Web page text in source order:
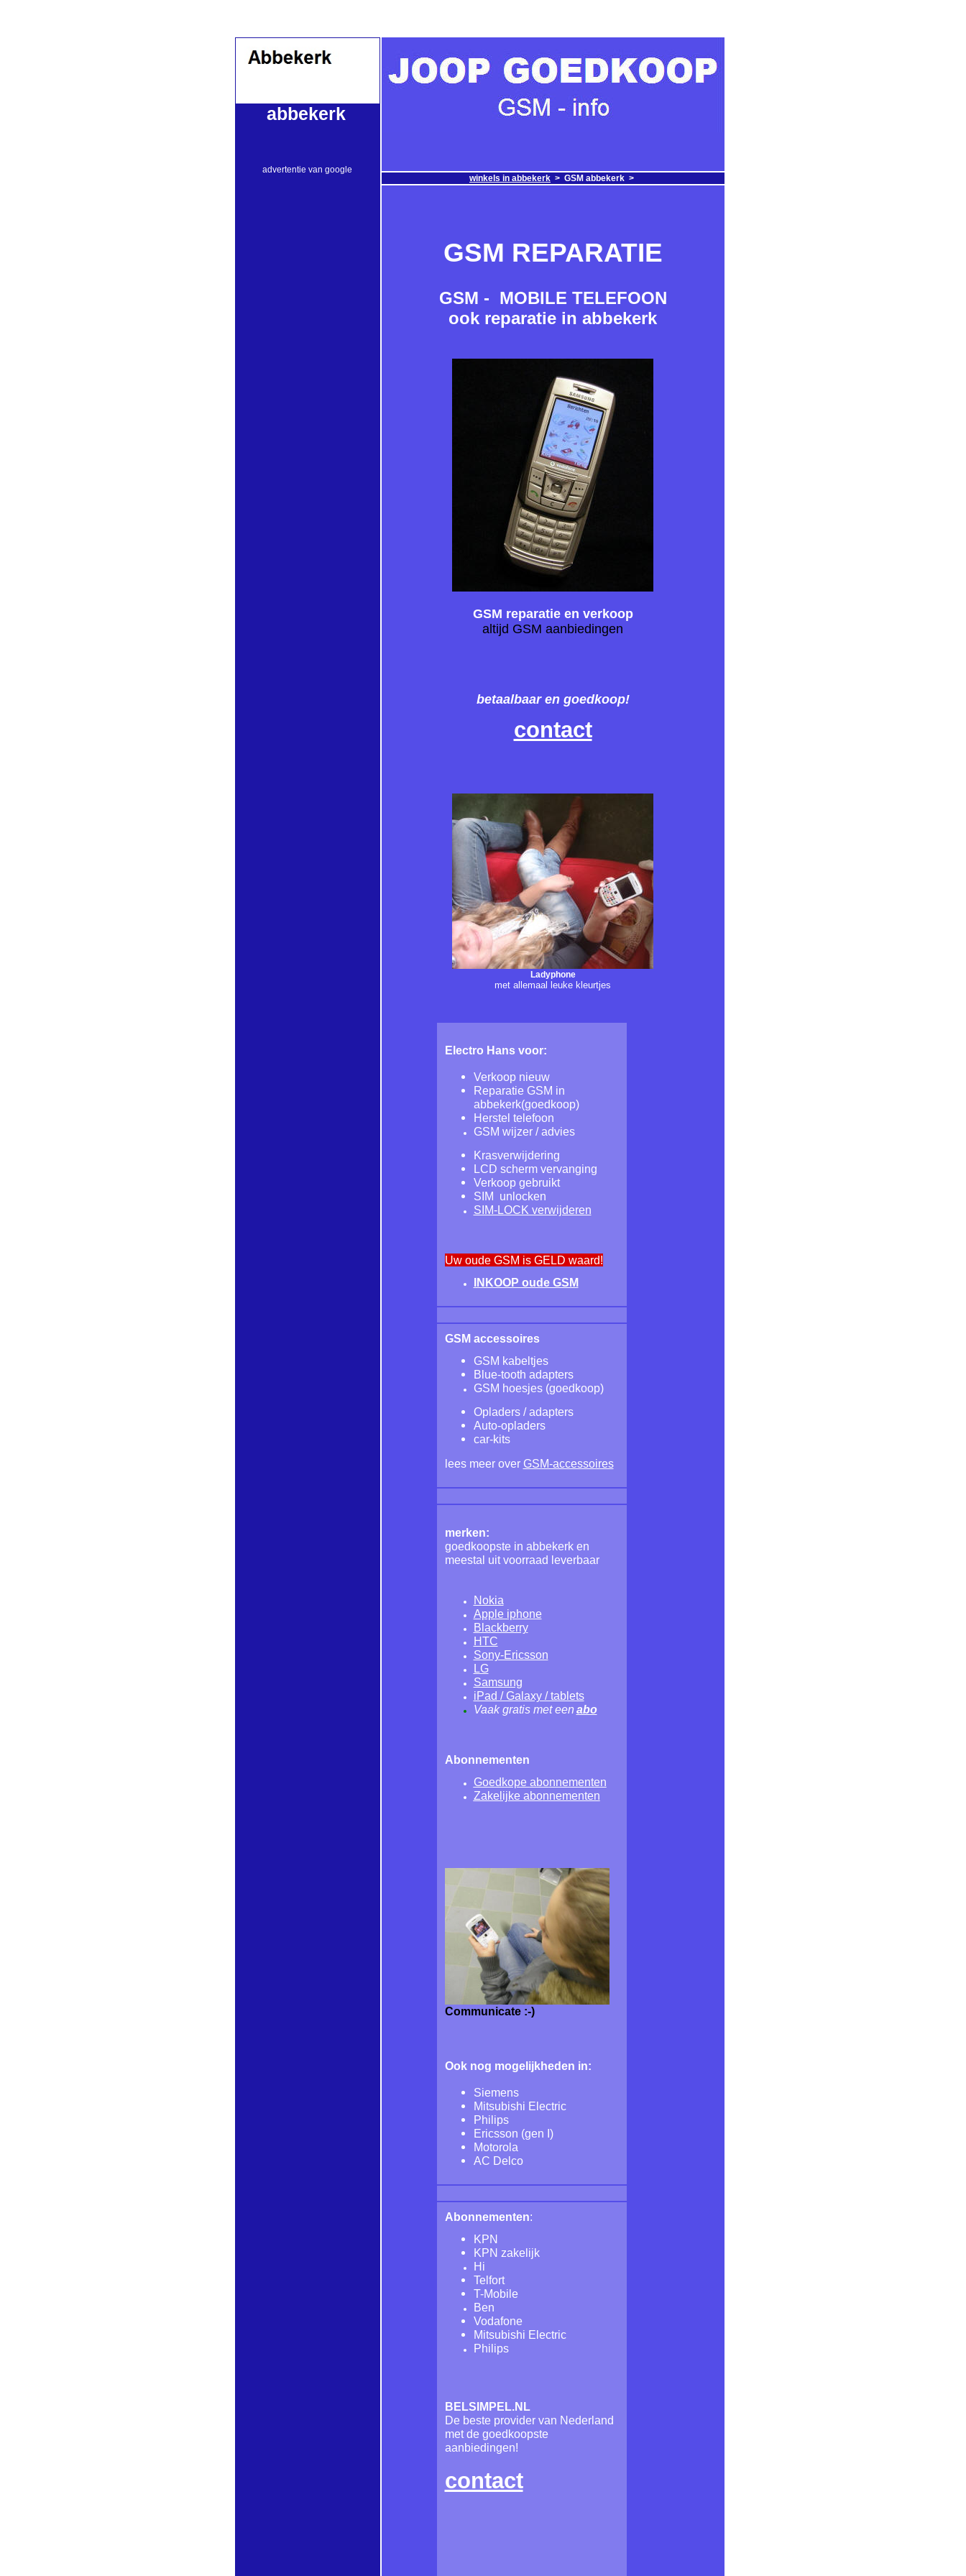
abbekerk
advertentie van google
winkels in abbekerk > GSM abbekerk >
GSM REPARATIE
GSM - MOBILE TELEFOON
ook reparatie in abbekerk
GSM reparatie en verkoop
altijd GSM aanbiedingen
betaalbaar en goedkoop!
contact
Ladyphone
met allemaal leuke kleurtjes
Electro Hans voor:
Verkoop nieuw
Reparatie GSM in
abbekerk(goedkoop)
Herstel telefoon
GSM wijzer / advies
Krasverwijdering
LCD scherm vervanging
Verkoop gebruikt
SIM unlocken
SIM-LOCK verwijderen
Uw oude GSM is GELD waard!
INKOOP oude GSM
GSM accessoires
GSM kabeltjes
Blue-tooth adapters
GSM hoesjes(goedkoop)
Opladers / adapters
Auto-opladers
car-kits
lees meer over GSM-accessoires
merken:
goedkoopste in abbekerk en
meestal uit voorraad leverbaar
Nokia
Apple iphone
Blackberry
HTC
Sony-Ericsson
LG
Samsung
iPad / Galaxy / tablets
Vaak gratis met een abo
Abonnementen
Goedkope abonnementen
Zakelijke abonnementen
Communicate :-)
Ook nog mogelijkheden in:
Siemens
Mitsubishi Electric
Philips
Ericsson (gen I)
Motorola
AC Delco
Abonnementen:
KPN
KPN zakelijk
Hi
Telfort
T-Mobile
Ben
Vodafone
Mitsubishi Electric
Philips
BELSIMPEL.NL
De beste provider van Nederland
met de goedkoopste
aanbiedingen!
contact